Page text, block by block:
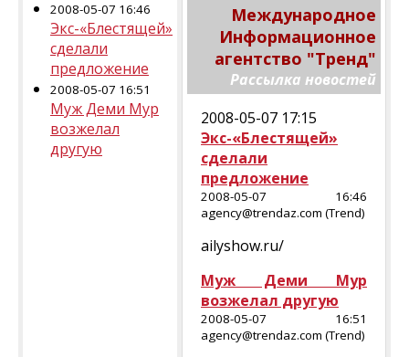
2008-05-07 16:46
Экс-«Блестящей»
сделали
предложение
2008-05-07 16:51
Муж Деми Мур
возжелал
другую
Международное
Информационное
агентство "Тренд"
Рассылка новостей
2008-05-07 17:15
Экс-«Блестящей»
сделали
предложение
2008-05-07 16:46
agency@trendaz.com (Trend)
ailyshow.ru/
Муж Деми Мур
возжелал другую
2008-05-07 16:51
agency@trendaz.com (Trend)